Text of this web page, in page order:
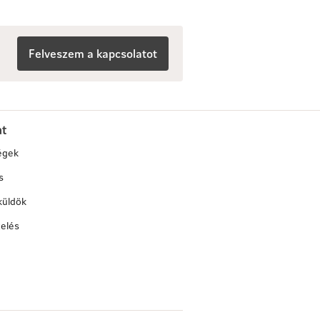
Felveszem a kapcsolatot